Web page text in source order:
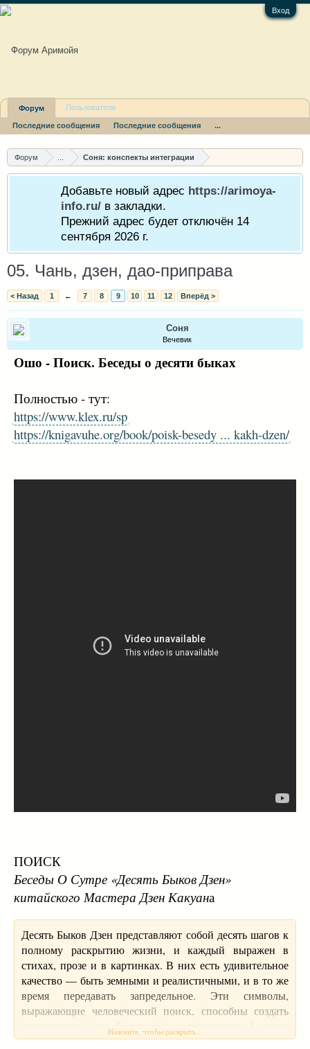
Вход
Форум Соня: конспекты интеграции
Добавьте новый адрес https://arimoya-
info.ru/ в закладки.
Прежний адрес будет отключён 14
сентября 2026 г.
05. Чань, дзен, дао-приправа
< Назад 1 ← 7 8 9 10 11 12 Вперёд >
Соня
Вечевик
Ошо - Поиск. Беседы о десяти быках
Полностью - тут:
https://www.klex.ru/sp
https://knigavuhe.org/book/poisk-besedy ... kakh-dzen/
ПОИСК
Беседы О Сутре «Десять Быков Дзен»
китайского Мастера Дзен Какуана
Десять Быков Дзен представляют собой десять шагов к
полному раскрытию жизни, и каждый выражен в
стихах, прозе и в картинках. В них есть удивительное
качество — быть земными и реалистичными, и в то же
время передавать запредельное. Эти символы,
выражающие человеческий поиск, способны создать
пространство для бесконечного творчества. 1 марта
1976
Нажмите, чтобы раскрыть...
Форум
Последние сообщения Последние сообщения ...
Пользователи